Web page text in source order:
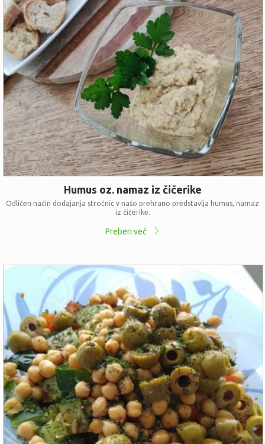
Humus oz. namaz iz čičerike
Odličen način dodajanja stročnic v našo prehrano predstavlja humus, namaz
iz čičerike.
Preberi več